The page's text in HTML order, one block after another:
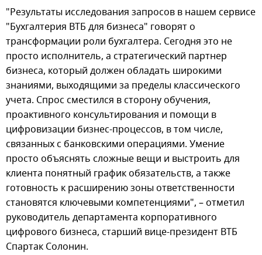
"Результаты исследования запросов в нашем сервисе
"Бухгалтерия ВТБ для бизнеса" говорят о
трансформации роли бухгалтера. Сегодня это не
просто исполнитель, а стратегический партнер
бизнеса, который должен обладать широкими
знаниями, выходящими за пределы классического
учета. Спрос сместился в сторону обучения,
проактивного консультирования и помощи в
цифровизации бизнес-процессов, в том числе,
связанных с банковскими операциями. Умение
просто объяснять сложные вещи и выстроить для
клиента понятный график обязательств, а также
готовность к расширению зоны ответственности
становятся ключевыми компетенциями", – отметил
руководитель департамента корпоративного
цифрового бизнеса, старший вице-президент ВТБ
Спартак Солонин.